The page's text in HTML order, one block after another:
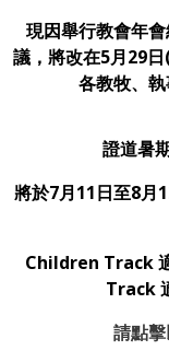
現因舉行教會年
議，將改在5月29
各教牧、執
證道暑
將於7月11日至8月
Children Track
Track
請點